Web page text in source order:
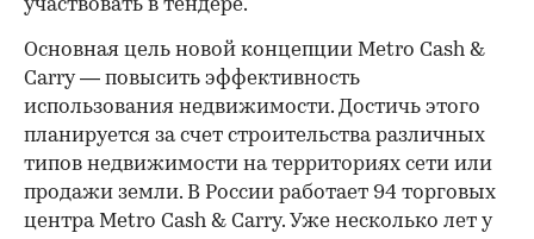
участвовать в тендере.
Основная цель новой концепции Metro Cash &
Carry — повысить эффективность
использования недвижимости. Достичь этого
планируется за счет строительства различных
типов недвижимости на территориях сети или
продажи земли. В России работает 94 торговых
центра Metro Cash & Carry. Уже несколько лет у